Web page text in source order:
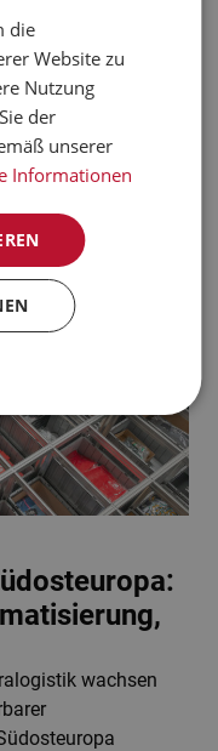
wachsen
FRENCH
DANISH
POLISH
ITALIAN
ENGLISH
die
Website zu
Nutzung
der
unserer
Informationen